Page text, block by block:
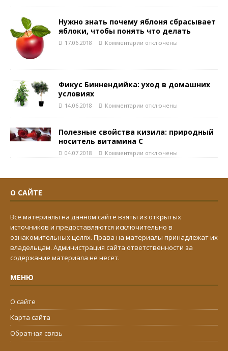
Нужно знать почему яблоня сбрасывает
яблоки, чтобы понять что делать
17.06.2018 Комментарии отключены
Фикус Биннендийка: уход в домашних
условиях
14.06.2018 Комментарии отключены
Полезные свойства кизила: природный
носитель витамина С
04.07.2018 Комментарии отключены
О САЙТЕ
Все материалы на данном сайте взяты из открытых
источников и предоставляются исключительно в
ознакомительных целях. Права на материалы принадлежат их
владельцам. Администрация сайта ответственности за
содержание материала не несет.
МЕНЮ
О сайте
Карта сайта
Обратная связь